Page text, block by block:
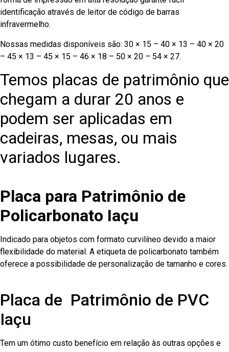
identificação através de leitor de código de barras
infravermelho.
Nossas medidas disponíveis são: 30 × 15 – 40 × 13 – 40 × 20
– 45 × 13 – 45 × 15 – 46 × 18 – 50 × 20 – 54 × 27.
Temos placas de patrimônio que
chegam a durar 20 anos e
podem ser aplicadas em
cadeiras, mesas, ou mais
variados lugares.
Placa para Patrimônio de
Policarbonato Iaçu
Indicado para objetos com formato curvilíneo devido a maior
flexibilidade do material. A etiqueta de policarbonato também
oferece a possibilidade de personalização de tamanho e cores.
Placa de Patrimônio de PVC
Iaçu
Tem um ótimo custo benefício em relação às outras opções e